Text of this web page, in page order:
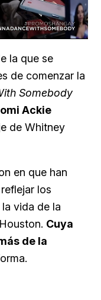
la que se
de comenzar la
Somebody
Ackie
de Whitney
en que han
los
vida de la
Cuya
de la